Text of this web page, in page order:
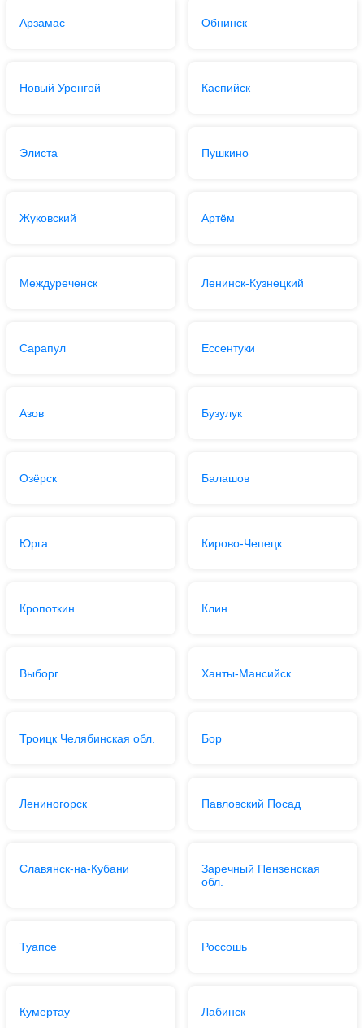
Арзамас Обнинск
Новый Уренгой Каспийск
Элиста Пушкино
Жуковский Артём
Междуреченск Ленинск-Кузнецкий
Сарапул Ессентуки
Азов Бузулук
Озёрск Балашов
Юрга Кирово-Чепецк
Кропоткин Клин
Выборг Ханты-Мансийск
Троицк Челябинская обл. Бор
Лениногорск Павловский Посад
Славянск-на-Кубани
Заречный Пензенская
обл.
Туапсе Россошь
Кумертау Лабинск